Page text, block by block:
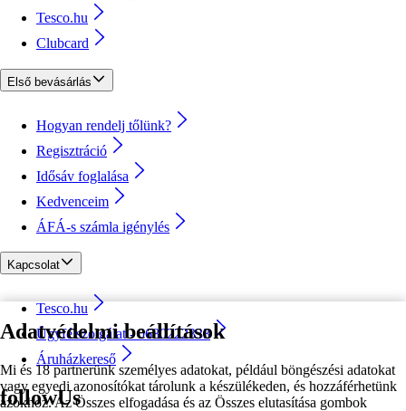
Adatvédelmi beállítások
Mi és 18 partnerünk személyes adatokat, például böngészési adatokat
vagy egyedi azonosítókat tárolunk a készülékeden, és hozzáférhetünk
azokhoz. Az Összes elfogadása és az Összes elutasítása gombok
Tesco.hu
Clubcard
Első bevásárlás
Hogyan rendelj tőlünk?
Regisztráció
Idősáv foglalása
Kedvenceim
ÁFÁ-s számla igénylés
Kapcsolat
Tesco.hu
Ügyfélszolgálat - 0680222333
Áruházkereső
followUs